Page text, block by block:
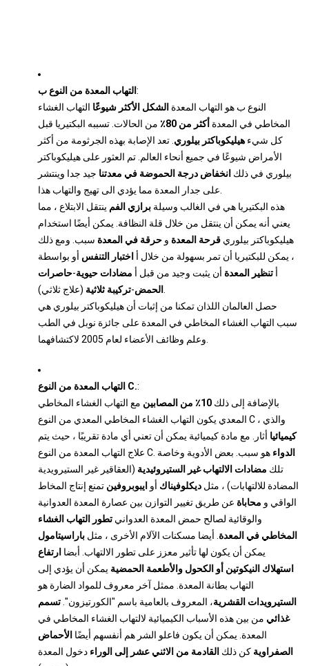
التهاب المعدة من النوع ب :
النوع ب هو التهاب المعدة الشكل الأكثر شيوعًا التهاب الغشاء
المخاطي في المعدة أكثر من 80٪
من الحالات. تسببه البكتيريا قبل
كل شيء هيليكوباكتر بيلوري . تعد الإصابة بهذه الجرثومة من أكثر
الأمراض شيوعًا في جميع أنحاء العالم. تم العثور على هيليكوباكتر
بيلوري في ذلك انخفاض درجة الحموضة في معدتنا جيد جدا وينتشر
هذه البكتيريا هي في الغالب وسيلة برازي الفم ينتقل الابتلاع ، مما
يعني أنه يمكن أن ينتقل من خلال قلة النظافة. يمكن أيضًا استخدام
هيليكوباكتر بيلوري قرحة المعدة و حرقة في المعدة سبب. ومع ذلك
، يمكن للبكتيريا أن تمر بسهولة من خلال أ اختبار التنفس أو بواسطة
أ تنظير المعدة أن يثبت وجيد من قبل أ مضادات حيوية-حاصرات
الحمض-تركيبة ثلاثية
حصل العالمان اللذان تمكنا من إثبات أن هيليكوباكتر بيلوري هي
سبب التهاب الغشاء المخاطي في المعدة على جائزة نوبل في الطب
التهاب المعدة من النوع C.:
بالإضافة إلى ذلك 10٪ من المصابين
مع التهاب الغشاء المخاطي
المعدي يكون التهاب الغشاء المخاطي المعدي من النوع C ، والذي
كيميائيا أثار. مع مادة كيميائية يمكن أن تعني أي مادة تقريبًا ، حيث يتم
علاج التهاب المعدة من النوع C.
الدواء هو سبب. بعض الأدوية وخاصة
تلك مضادات الالتهاب غير الستيروئيدية (العقاقير غير الستيرويدية
المضادة للالتهابات) ، مثل ديكلوفيناك أو ايبوبروفين تمنع إنتاج المخاط
الواقي و محاباة عن طريق تغيير التوازن بين عصارة المعدة العدوانية
والوقائية لصالح حمض المعدة العدواني تطور التهاب الغشاء
المخاطي في المعدة . أيضا مسكنات الآلام الأخرى ، مثل باراسيتامول
يمكن أن يكون لها تأثير معزز على تطور الالتهاب. أبضا ارتفاع
استهلاك النيكوتين أو الكحول والأطعمة الحمضية يمكن أن يؤدي إلى
التهاب بطانة المعدة. ممثل آخر معروف للمواد الضارة هو
الستيرويدات القشرية، المعروف بالعامية باسم "الكورتيزون". تسمم
غذائي من بين هذه الأسباب الكيميائية لالتهاب الغشاء المخاطي في
المعدة. يمكن أن يكون فاعلو الشر هم أنفسهم أيضًا الأحماض
الصفراوية كن ذلك القادمة من الاثني عشر إلى الوراء دخول المعدة